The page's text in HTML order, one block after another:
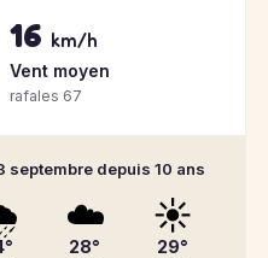
16 km/h
Vent moyen
rafales 67
septembre depuis 10 ans
☁️
28°
☀️
29°